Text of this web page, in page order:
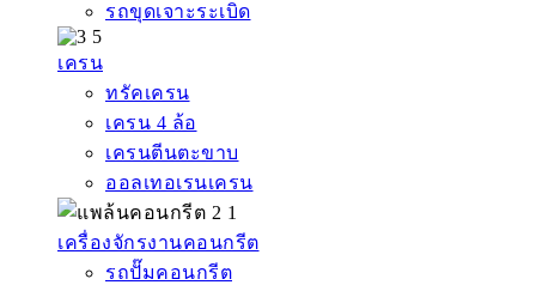
รถขุดเจาะระเบิด
เครน
ทรัคเครน
เครน 4 ล้อ
เครนตีนตะขาบ
ออลเทอเรนเครน
เครื่องจักรงานคอนกรีต
รถปั๊มคอนกรีต